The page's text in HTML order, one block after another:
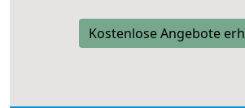
Kostenlose Angebote